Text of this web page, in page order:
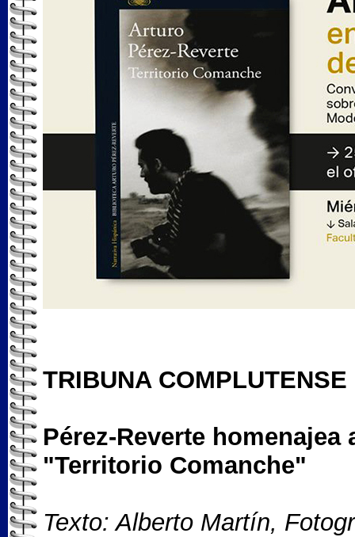
TRIBUNA COMPLUTENSE
Pérez-Reverte
"Territorio Comanche"
Texto: Alberto Martín,